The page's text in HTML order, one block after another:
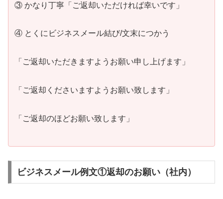
③ かなり丁寧「ご返却いただければ幸いです」
④ とくにビジネスメール結び/文末につかう
「ご返却いただきますようお願い申し上げます」
「ご返却くださいますようお願い致します」
「ご返却のほどお願い致します」
ビジネスメール例文①返却のお願い（社内）